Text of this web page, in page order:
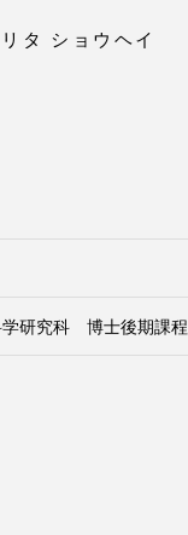
タ ショウヘイ
研究科 博士後期課